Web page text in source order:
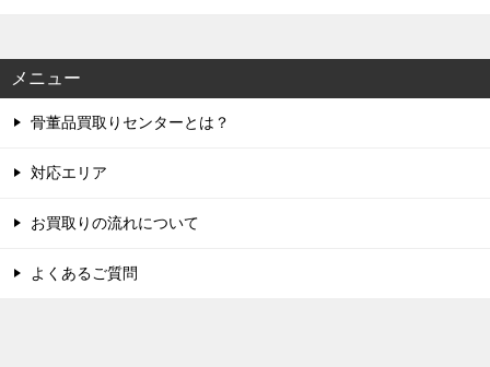
メニュー
骨董品買取りセンターとは？
対応エリア
お買取りの流れについて
よくあるご質問